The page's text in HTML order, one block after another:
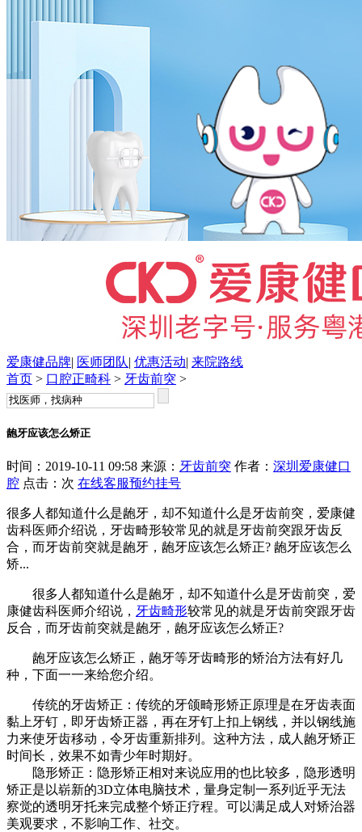
爱康健品牌| 医师团队| 优惠活动| 来院路线
首页 > 口腔正畸科 > 牙齿前突 >
龅牙应该怎么矫正
时间：2019-10-11 09:58 来源： 牙齿前突 作者： 深圳爱康健口
腔 点击： 次 在线客服预约挂号
很多人都知道什么是龅牙，却不知道什么是牙齿前突，爱康健
齿科医师介绍说，牙齿畸形较常见的就是牙齿前突跟牙齿反
合，而牙齿前突就是龅牙，龅牙应该怎么矫正? 龅牙应该怎么
矫...
很多人都知道什么是龅牙，却不知道什么是牙齿前突，爱
康健齿科医师介绍说， 牙齿畸形较常见的就是牙齿前突跟牙齿
反合，而牙齿前突就是龅牙，龅牙应该怎么矫正?
龅牙应该怎么矫正，龅牙等牙齿畸形的矫治方法有好几
种，下面一一来给您介绍。
传统的牙齿矫正：传统的牙颌畸形矫正原理是在牙齿表面
黏上牙钉，即牙齿矫正器，再在牙钉上扣上钢线，并以钢线施
力来使牙齿移动，令牙齿重新排列。这种方法，成人龅牙矫正
时间长，效果不如青少年时期好。
隐形矫正：隐形矫正相对来说应用的也比较多，隐形透明
矫正是以崭新的3D立体电脑技术，量身定制一系列近乎无法
察觉的透明牙托来完成整个矫正疗程。可以满足成人对矫治器
美观要求，不影响工作、社交。